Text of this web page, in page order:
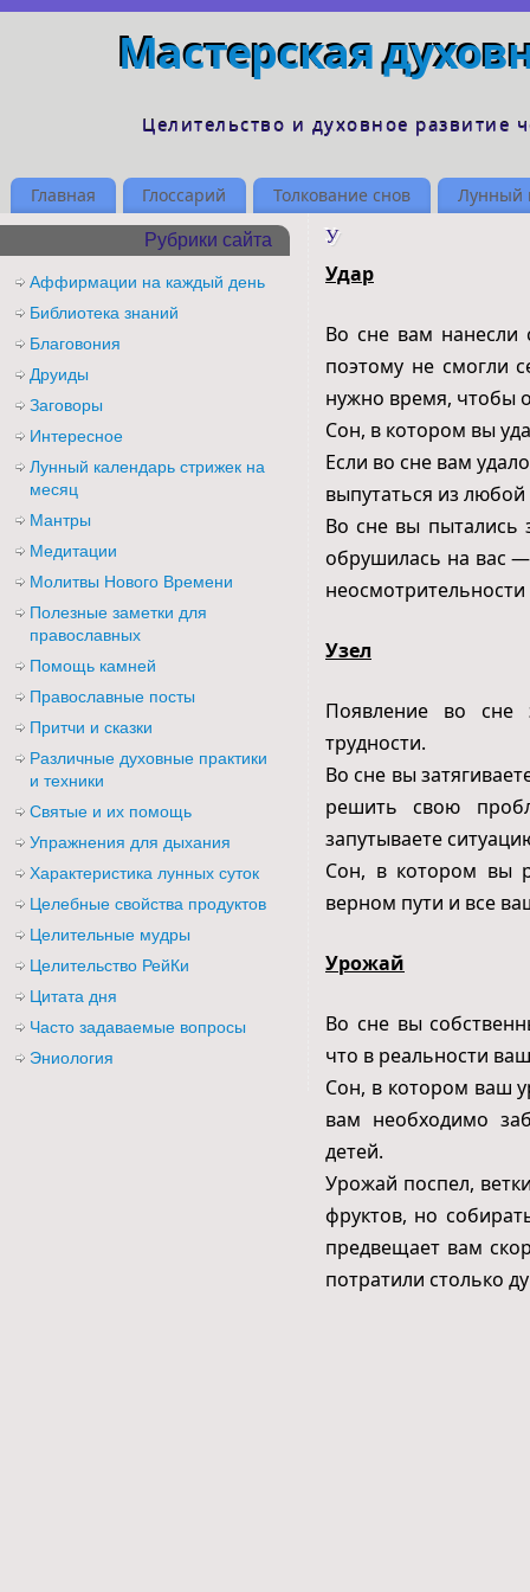
Мастерская
Целительство и духовное развитие
Главная Глоссарий Толкование снов Лунный
У
Удар
Во сне вам нанесли
поэтому не смогли
нужно время, чтобы
Сон, в котором вы
Если во сне вам
выпутаться из
Во сне вы пытались
обрушилась на вас
Узел
Появление во сне
трудности.
Во сне вы
решить свою
запутываете
Сон, в котором вы
верном пути и все
Урожай
Во сне вы
что в реальности
Сон, в котором ваш
вам необходимо
детей.
Урожай поспел,
фруктов, но
предвещает вам
потратили столько
Рубрики сайта
Аффирмации на каждый день
Библиотека знаний
Благовония
Друиды
Заговоры
Интересное
Лунный календарь стрижек на
месяц
Мантры
Медитации
Молитвы Нового Времени
Полезные заметки для
православных
Помощь камней
Православные посты
Притчи и сказки
Различные духовные практики
и техники
Святые и их помощь
Упражнения для дыхания
Характеристика лунных суток
Целебные свойства продуктов
Целительные мудры
Целительство РейКи
Цитата дня
Часто задаваемые вопросы
Эниология